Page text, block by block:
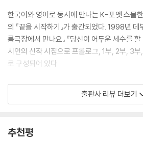
내게 왔는데 그것이 거쳐온
자리마다 긴 털들이 느릿느릿
하늘거리는 모양으로 남아서
사라지지 않았다 마치 똑같은
모습의 여러 마리 짐승이 줄지어
따라하며 오고 있는 것처럼도
한국어와 영어로 동시에 만나는 K-포엣 스물
의 『끝을 시작하기』가 출간되었다. 1998년 데
름극장에서 만나요』 『당신이 어두운 세수를
시인의 신작 시집으로 프롤로그, 1부, 2부, 3
로 구성되어 있다.
“어느 날 짐승 한 마리가 왔다” - 실패에서 출
가 어디인지는 정확히 알 수 없다. 모든 것이 끝
출판사 리뷰 더보기
추천평